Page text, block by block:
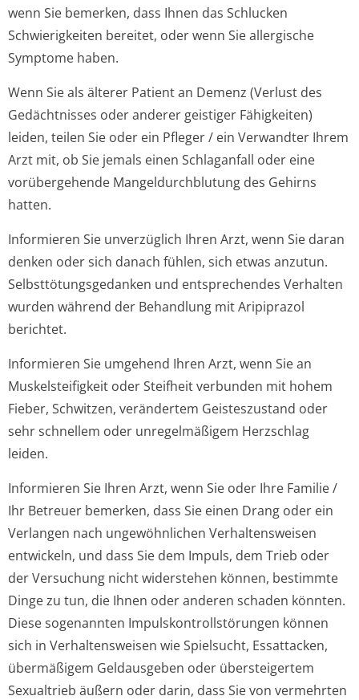
wenn Sie bemerken, dass Ihnen das Schlucken
Schwierigkeiten bereitet, oder wenn Sie allergische
Symptome haben.
Wenn Sie als älterer Patient an Demenz (Verlust des
Gedächtnisses oder anderer geistiger Fähigkeiten)
leiden, teilen Sie oder ein Pfleger / ein Verwandter Ihrem
Arzt mit, ob Sie jemals einen Schlaganfall oder eine
vorübergehende Mangeldurchblutung des Gehirns
hatten.
Informieren Sie unverzüglich Ihren Arzt, wenn Sie daran
denken oder sich danach fühlen, sich etwas anzutun.
Selbsttötungsge­danken und entsprechendes Verhalten
wurden während der Behandlung mit Aripiprazol
berichtet.
Informieren Sie umgehend Ihren Arzt, wenn Sie an
Muskelsteifigkeit oder Steifheit verbunden mit hohem
Fieber, Schwitzen, verändertem Geisteszustand oder
sehr schnellem oder unregelmäßigem Herzschlag
leiden.
Informieren Sie Ihren Arzt, wenn Sie oder Ihre Familie /
Ihr Betreuer bemerken, dass Sie einen Drang oder ein
Verlangen nach ungewöhnlichen Verhaltensweisen
entwickeln, und dass Sie dem Impuls, dem Trieb oder
der Versuchung nicht widerstehen können, bestimmte
Dinge zu tun, die Ihnen oder anderen schaden könnten.
Diese sogenannten Impulskontrollstörun­gen können
sich in Verhaltensweisen wie Spielsucht, Essattacken,
übermäßigem Geldausgeben oder übersteigertem
Sexualtrieb äußern oder darin, dass Sie von vermehrten